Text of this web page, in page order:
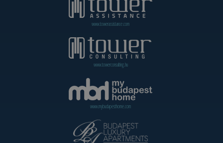
www.towerassistance.com
www.towerconsulting.hu
www.mybudapesthome.com